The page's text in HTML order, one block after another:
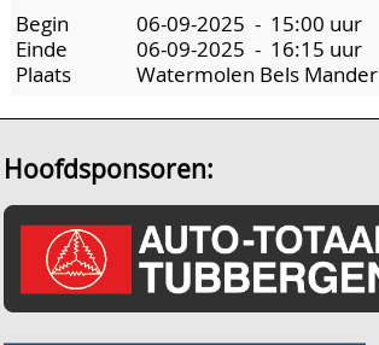
Begin
06-09-2025 - 15:00 uur
Einde
06-09-2025 - 16:15 uur
Plaats
Watermolen Bels Mander
Hoofdsponsoren: